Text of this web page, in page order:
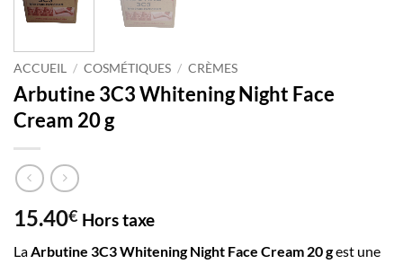
ACCUEIL / COSMÉTIQUES / CRÈMES
Arbutine 3C3 Whitening Night Face
Cream 20 g
15.40€ Hors taxe
LaArbutine 3C3 Whitening Night Face Cream 20 gest une